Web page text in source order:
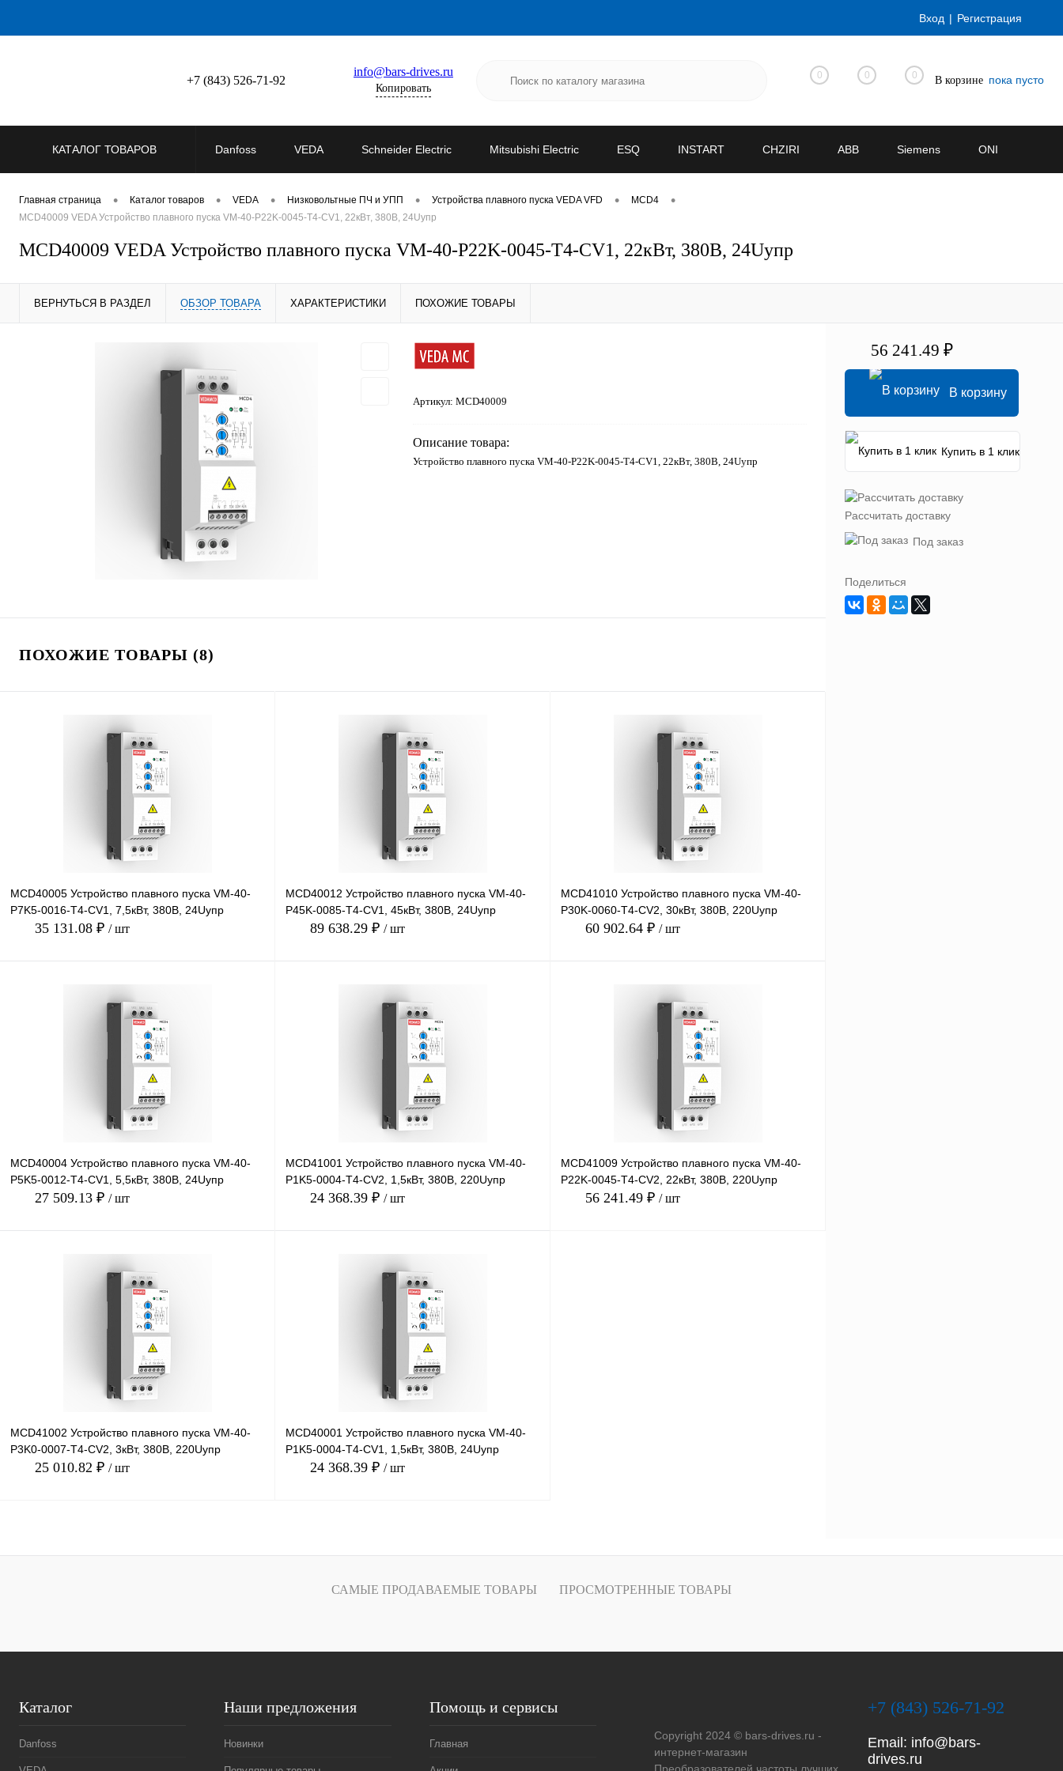
Вход Регистрация
+7 (843) 526-71-92
info@bars-drives.ru
Копировать
0 0 0 В корзине пока пусто
КАТАЛОГ ТОВАРОВ Danfoss VEDA Schneider Electric Mitsubishi Electric ESQ INSTART CHZIRI ABB Siemens ONI
Главная страница • Каталог товаров • VEDA • Низковольтные ПЧ и УПП • Устройства плавного пуска VEDA VFD • MCD4 •
MCD40009 VEDA Устройство плавного пуска VM-40-P22K-0045-T4-CV1, 22кВт, 380В, 24Uупр
MCD40009 VEDA Устройство плавного пуска VM-40-P22K-0045-T4-CV1, 22кВт, 380В, 24Uупр
ВЕРНУТЬСЯ В РАЗДЕЛ ОБЗОР ТОВАРА ХАРАКТЕРИСТИКИ ПОХОЖИЕ ТОВАРЫ
Артикул: MCD40009
Описание товара:
Устройство плавного пуска VM-40-P22K-0045-T4-CV1, 22кВт, 380В, 24Uупр
ПОХОЖИЕ ТОВАРЫ (8)
MCD40005 Устройство плавного пуска VM-40-
P7K5-0016-T4-CV1, 7,5кВт, 380В, 24Uупр
35 131.08 ₽ / шт
Сравнение
Под заказ
MCD40012 Устройство плавного пуска VM-40-
P45K-0085-T4-CV1, 45кВт, 380В, 24Uупр
89 638.29 ₽ / шт
Сравнение
Под заказ
MCD41010 Устройство плавного пуска VM-40-
P30K-0060-T4-CV2, 30кВт, 380В, 220Uупр
60 902.64 ₽ / шт
Сравнение
Под заказ
MCD40004 Устройство плавного пуска VM-40-
P5K5-0012-T4-CV1, 5,5кВт, 380В, 24Uупр
27 509.13 ₽ / шт
Сравнение
Под заказ
MCD41001 Устройство плавного пуска VM-40-
P1K5-0004-T4-CV2, 1,5кВт, 380В, 220Uупр
24 368.39 ₽ / шт
Сравнение
Под заказ
MCD41009 Устройство плавного пуска VM-40-
P22K-0045-T4-CV2, 22кВт, 380В, 220Uупр
56 241.49 ₽ / шт
MCD41002 Устройство плавного пуска VM-40-
P3K0-0007-T4-CV2, 3кВт, 380В, 220Uупр
25 010.82 ₽ / шт
MCD40001 Устройство плавного пуска VM-40-
P1K5-0004-T4-CV1, 1,5кВт, 380В, 24Uупр
24 368.39 ₽ / шт
56 241.49 ₽
В корзину
Купить в 1 клик
Рассчитать доставку
Под заказ
Поделиться
САМЫЕ ПРОДАВАЕМЫЕ ТОВАРЫ ПРОСМОТРЕННЫЕ ТОВАРЫ
Каталог
Danfoss
Наши предложения
Новинки
Помощь и сервисы
Главная
Copyright 2024 © bars-drives.ru -
интернет-магазин
+7 (843) 526-71-92
Email: info@bars-
drives.ru